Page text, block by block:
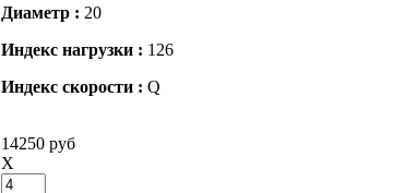
Диаметр : 20
Индекс нагрузки : 126
Индекс скорости : Q
14250 руб
X